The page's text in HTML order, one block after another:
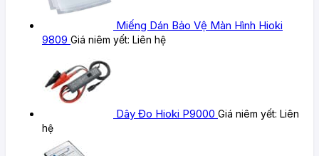
Miếng Dán Bảo Vệ Màn Hình Hioki
9809 Giá niêm yết: Liên hệ
Dây Đo Hioki P9000 Giá niêm yết: Liên
hệ